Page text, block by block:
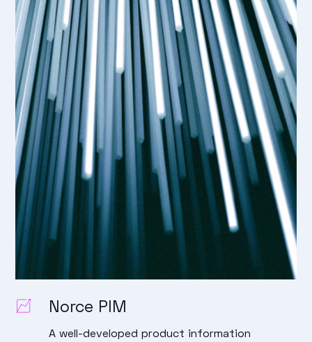
Norce PIM
A well-developed product information